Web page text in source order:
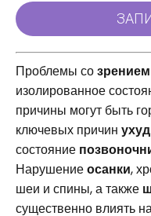
Проблемы созрением
изолированное
причины могут быть
ключевых причин
состояние
Нарушениеосанки,
шеи и спины, а также
существенно влиять